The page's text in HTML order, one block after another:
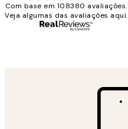
Com base em 108380 avaliações.
Veja algumas das avaliações aqui.